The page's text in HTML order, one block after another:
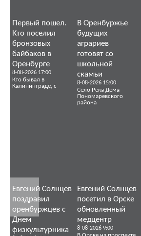
Первый пошел.
Кто поселил
бронзовых
байбаков в
Оренбурге
8-08-2026 17:00
Кто бывал в
Калининграде, с
В Оренбуржье
будущих
аграриев
готовят со
школьной
скамьи
8-08-2026 15:00
Село Река Дема
Пономаревского
района
Евгений Солнцев
поздравил
оренбуржцев с
Днем
физкультурника
Евгений Солнцев
посетил в Орске
обновленный
медцентр
8-08-2026 9:00